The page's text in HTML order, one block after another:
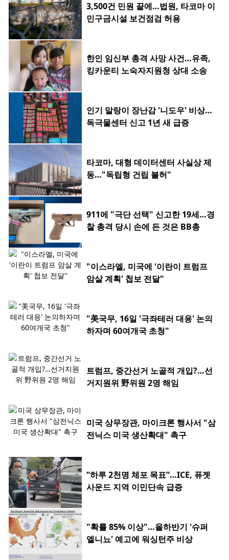
3,500건 민원 끝에…법원, 타코마 이
민구금시설 보건점검 허용
한인 임신부 총격 사망 사건…유족,
킹카운티 노숙자지원청 상대 소송
인기 말랑이 장난감 '니도우' 비상…
독극물센터 신고 1년 새 급증
타코마, 대형 데이터센터 사실상 제
동…"독립형 건립 불허"
911에 "극단 선택" 신고한 19세…경
찰 총격 당시 손에 든 것은 BB총
"이스라엘, 미국에 '이란이 트럼프
암살 계획' 첩보 전달"
"美국무, 16일 '극좌테러 대응' 논의
하자며 60여개국 초청"
트럼프, 중간선거 노골적 개입?…선
거지원위 野위원 2명 해임
미국 상무장관, 마이크론 행사서 "삼
전닉스 미국 생산확대" 촉구
“하루 2천명 체포 목표”…ICE, 퓨젯
사운드 지역 이민단속 급증
"확률 85% 이상"…올하반기 '슈퍼
엘니뇨' 예고에 워싱턴주 비상